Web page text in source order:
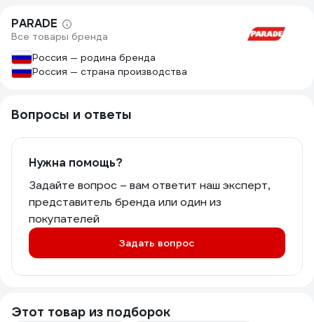
резкого запаха, так что все прекрасно.
PARADE
Все товары бренда
Россия — родина бренда
Россия — страна производства
Вопросы и ответы
Нужна помощь?
Задайте вопрос – вам ответит наш эксперт,
представитель бренда или один из
покупателей
Задать вопрос
Этот товар из подборок